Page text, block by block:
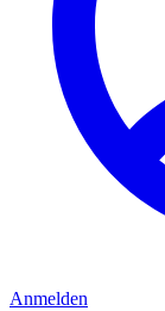
Anmelden